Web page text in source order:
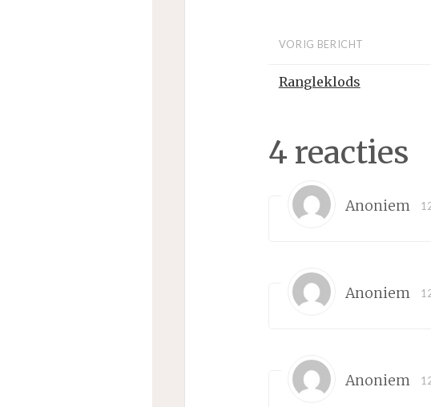
VORIG BERICHT
Rangleklods
4 reacties
Anoniem
Anoniem
Anoniem